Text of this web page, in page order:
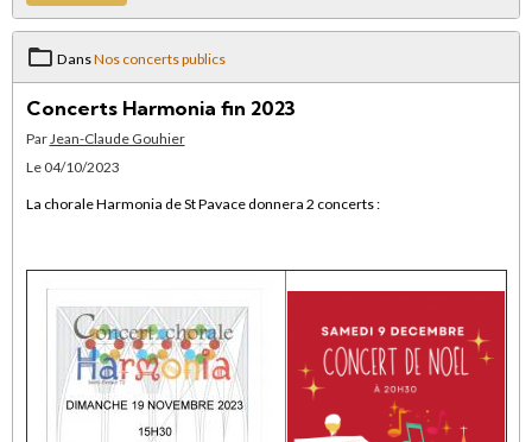
DansNos concerts publics
Concerts Harmonia fin 2023
Par Jean-Claude Gouhier
Le 04/10/2023
La chorale Harmonia de St Pavace donnera 2 concerts :